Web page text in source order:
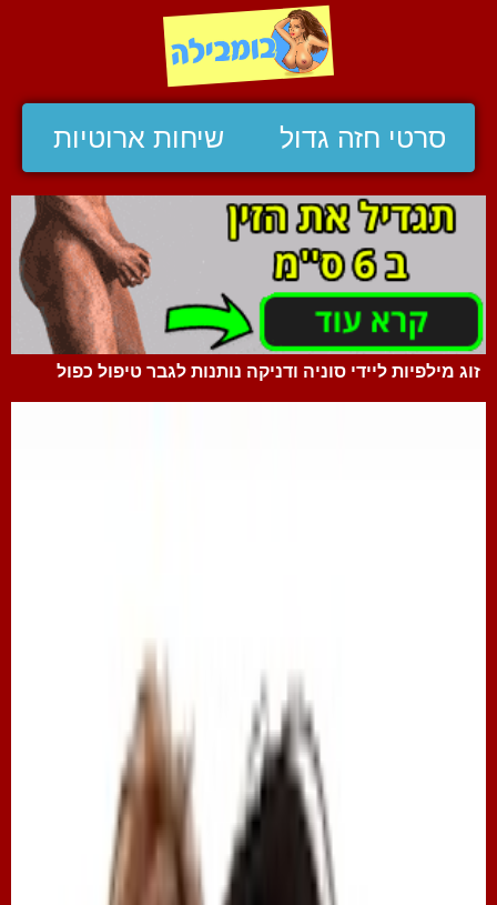
סרטי חזה גדול שיחות ארוטיות
זוג מילפיות ליידי סוניה ודניקה נותנות לגבר טיפול כפול